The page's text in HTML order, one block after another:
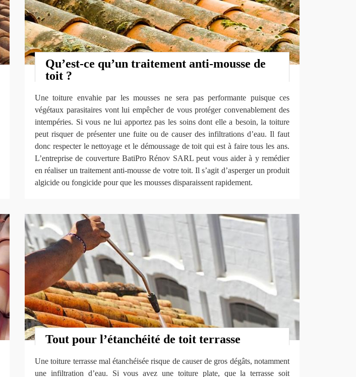
Qu’est-ce qu’un traitement anti-mousse de
toit ?
Une toiture envahie par les mousses ne sera pas performante puisque ces
végétaux parasitaires vont lui empêcher de vous protéger convenablement des
intempéries. Si vous ne lui apportez pas les soins dont elle a besoin, la toiture
peut risquer de présenter une fuite ou de causer des infiltrations d’eau. Il faut
donc respecter le nettoyage et le démoussage de toit qui est à faire tous les ans.
L’entreprise de couverture BatiPro Rénov SARL peut vous aider à y remédier
en réaliser un traitement anti-mousse de votre toit. Il s’agit d’asperger un produit
algicide ou fongicide pour que les mousses disparaissent rapidement.
Tout pour l’étanchéité de toit terrasse
Une toiture terrasse mal étanchéisée risque de causer de gros dégâts, notamment
une infiltration d’eau. Si vous avez une toiture plate, que la terrasse soit